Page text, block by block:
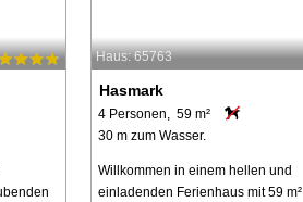
Haus: 65763
Hasmark
4 Personen, 59 m²
30 m zum Wasser.
Willkommen in einem hellen und
einladenden Ferienhaus mit 59 m²